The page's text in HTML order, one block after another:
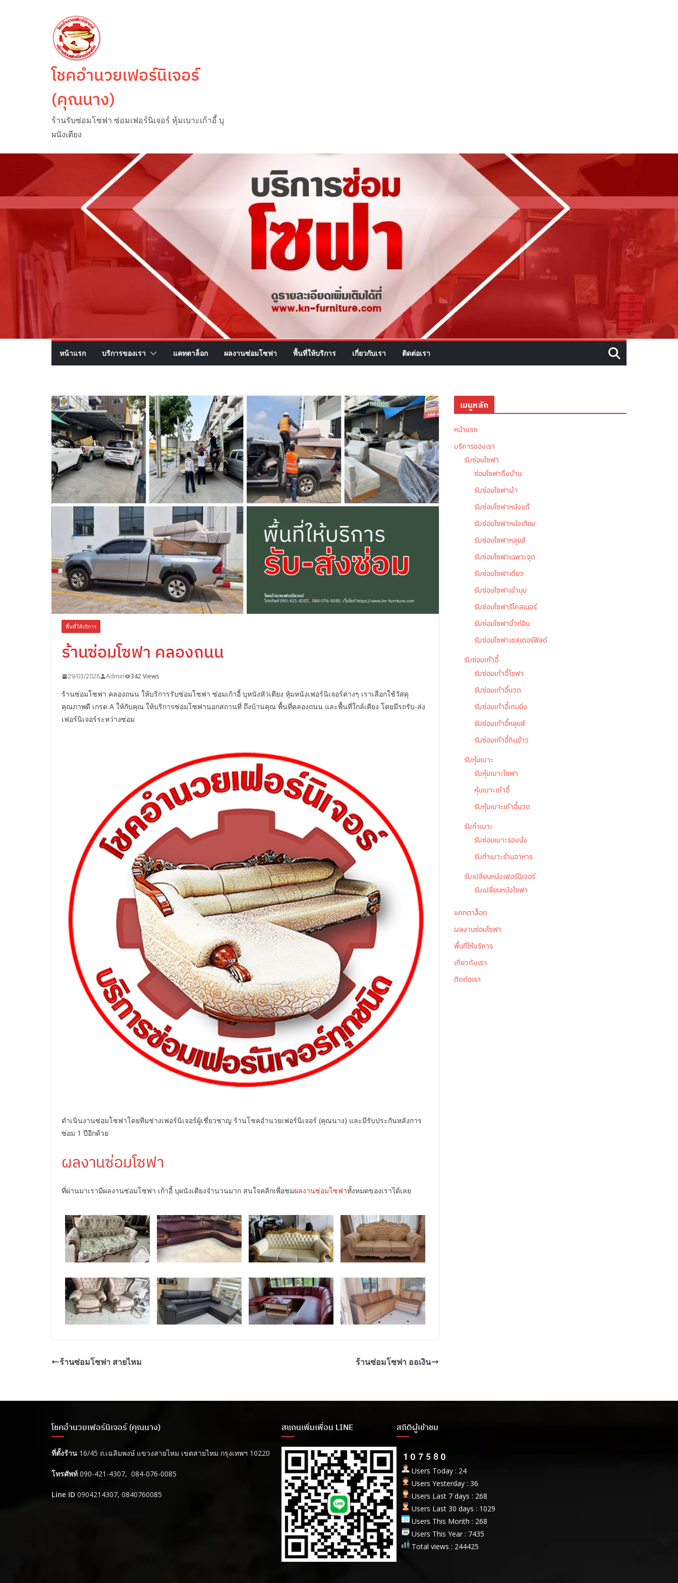
โชคอำนวยเฟอร์นิเจอร์
(คุณนาง)
ร้านรับซ่อมโซฟา ซ่อมเฟอร์นิเจอร์ หุ้มเบาะเก้าอี้ บุ
ผนังเตียง
หน้าแรก บริการของเรา แคทตาล็อก ผลงานซ่อมโซฟา พื้นที่ให้บริการ เกี่ยวกับเรา ติดต่อเรา
พื้นที่่ให้บริการ
ร้านซ่อมโซฟา คลองถนน
29/03/2026 Admin 342 Views
ร้านซ่อมโซฟา คลองถนน ให้บริการรับซ่อมโซฟา ซ่อมเก้าอี้ บุหนังหัวเตียง หุ้มหนังเฟอร์นิเจอร์ต่างๆ เราเลือกใช้วัสดุ
คุณภาพดี เกรด A ให้กับคุณ ให้บริการซ่อมโซฟานอกสถานที่ ถึงบ้านคุณ พื้นที่คลองถนน และพื้นที่ใกล้เคียง โดยมีรถรับ-ส่ง
เฟอร์นิเจอร์ระหว่างซ่อม
ดำเนินงานซ่อมโซฟาโดยทีมช่างเฟอร์นิเจอร์ผู้เชี่ยวชาญ ร้านโชคอำนวยเฟอร์นิเจอร์ (คุณนาง) และมีรับประกันหลังการ
ซ่อม 1 ปีอีกด้วย
ผลงานซ่อมโซฟา
ที่ผ่านมาเรามีผลงานซ่อมโซฟา เก้าอี้ บุผนังเตียงจำนวนมาก สนใจคลิกเพื่อชมผลงานซ่อมโซฟาทั้งหมดของเราได้เลย
ร้านซ่อมโซฟา สายไหม ร้านซ่อมโซฟา ออเงิน
เมนูหลัก
หน้าแรก
บริการของเรา
รับซ่อมโซฟา
ซ่อมโซฟาถึงบ้าน
รับซ่อมโซฟาผ้า
รับซ่อมโซฟาหนังแท้
รับซ่อมโซฟาหนังเทียม
รับซ่อมโซฟาหลุยส์
รับซ่อมโซฟาเฉพาะจุด
รับซ่อมโซฟาเดี่ยว
รับซ่อมโซฟาเข้ามุม
รับซ่อมโซฟารีไคลเนอร์
รับซ่อมโซฟาบิ้วท์อิน
รับซ่อมโซฟาเชสเตอร์ฟิลด์
รับซ่อมเก้าอี้
รับซ่อมเก้าอี้โซฟา
รับซ่อมเก้าอี้นวด
รับซ่อมเก้าอี้เกมมิ่ง
รับซ่อมเก้าอี้หลุยส์
รับซ่อมเก้าอี้กินข้าว
รับหุ้มเบาะ
รับหุ้มเบาะโซฟา
หุ้มเบาะเก้าอี้
รับหุ้มเบาะเก้าอี้นวด
รับทำเบาะ
รับซ่อมเบาะรองนั่ง
รับทำเบาะร้านอาหาร
รับเปลี่ยนหนังเฟอร์นิเจอร์
รับเปลี่ยนหนังโซฟา
แคทตาล็อก
ผลงานซ่อมโซฟา
พื้นที่ให้บริการ
เกี่ยวกับเรา
ติดต่อเรา
โชคอำนวยเฟอร์นิเจอร์ (คุณนาง)
ที่ตั้งร้าน 16/45 ถ.เฉลิมพงษ์ แขวงสายไหม เขตสายไหม กรุงเทพฯ 10220
โทรศัพท์ 090-421-4307, 084-076-0085
Line ID 0904214307, 0840760085
สแกนเพิ่มเพื่อน LINE สถิติผู้เข้าชม
Users Today : 24
Users Yesterday : 36
Users Last 7 days : 268
Users Last 30 days : 1029
Users This Month : 268
Users This Year : 7435
Total views : 244425